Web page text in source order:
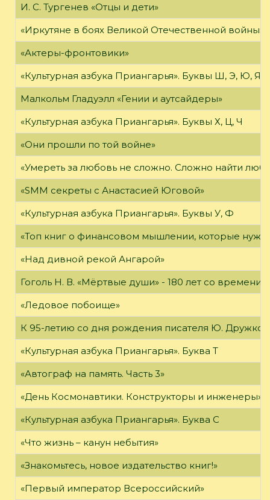
И. С. Тургенев «Отцы и дети»
«Иркутяне в боях Великой Отечественной войны»
«Актеры-фронтовики»
«Культурная азбука Приангарья». Буквы Ш, Э, Ю, Я
Малкольм Гладуэлл «Гении и аутсайдеры»
«Культурная азбука Приангарья». Буквы Х, Ц, Ч
«Они прошли по той войне»
«Умереть за любовь не сложно. Сложно найти
«SMM секреты с Анастасией Юговой»
«Культурная азбука Приангарья». Буквы У, Ф
«Топ книг о финансовом мышлении, которые
«Над дивной рекой Ангарой»
Гоголь Н. В. «Мёртвые души» - 180 лет со времени
«Ледовое побоище»
К 95-летию со дня рождения писателя Ю.
«Культурная азбука Приангарья». Буква Т
«Автограф на память. Часть 3»
«День Космонавтики. Конструкторы и инженеры»
«Культурная азбука Приангарья». Буква С
«Что жизнь – канун небытия»
«Знакомьтесь, новое издательство книг!»
«Первый император Всероссийский»